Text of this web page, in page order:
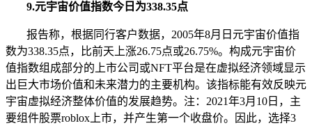
9.元宇宙价值指数今日为338.35点
报告称，根据同行客户数据，2005年8月日元宇宙价值指
数为338.35点，比前天上涨26.75点或26.75%。构成元宇宙价
值指数组成部分的上市公司或NFT平台是在虚拟经济领域显示
出巨大市场价值和未来潜力的主要机构。该指标能有效反映元
宇宙虚拟经济整体价值的发展趋势。注：2021年3月10日，主
要组件股票roblox上市，并产生第一个收盘价。因此，选择3